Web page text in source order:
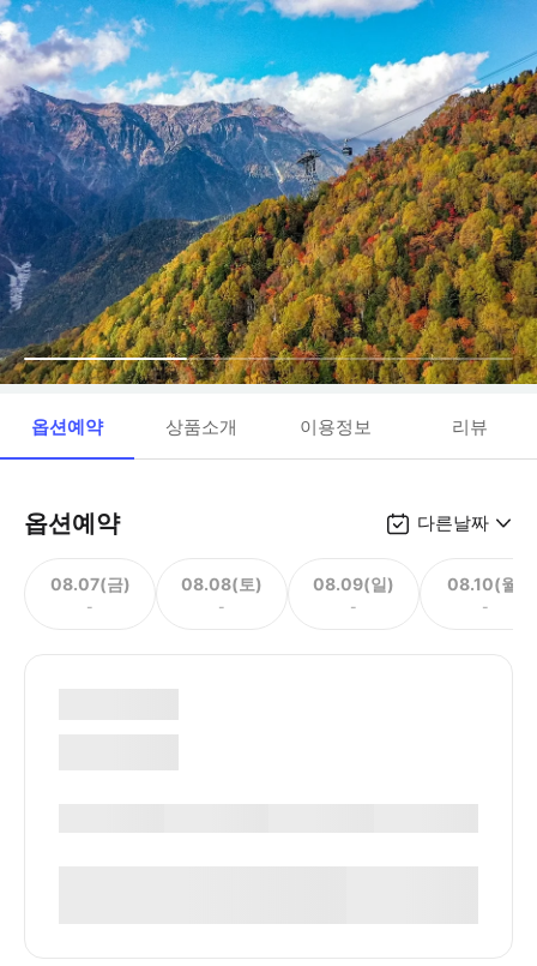
옵션예약 상품소개 이용정보 리뷰
옵션예약 다른날짜
08.07(금)
-
08.08(토)
-
08.09(일)
-
08.10(월)
-